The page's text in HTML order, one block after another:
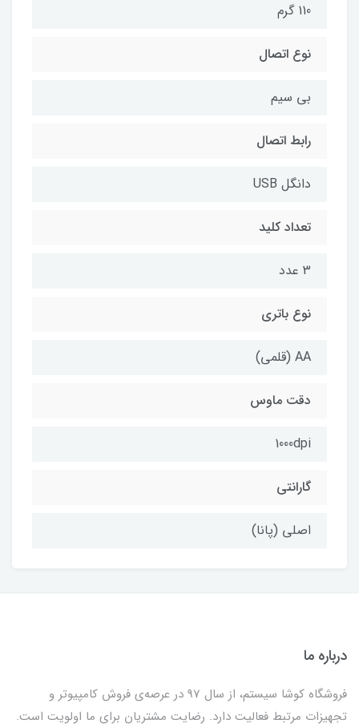
110 گرم
نوع اتصال
بی سیم
رابط اتصال
دانگل USB
تعداد کلید
3 عدد
نوع باتری
AA (قلمی)
دقت ماوس
1000dpi
گارانتی
اصلی (پانا)
درباره ما
فروشگاه کوشا سیستم، از سال 97 در عرصه‌ی فروش کامپیوتر و
تجهیزات مرتبط فعالیت دارد. رضایت مشتریان برای ما اولویت است.